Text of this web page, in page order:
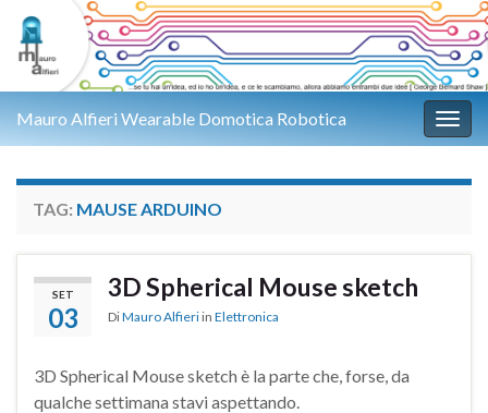
Mauro Alfieri Wearable Domotica Robotica
TAG: MAUSE ARDUINO
SET
03
3D Spherical Mouse sketch
DiMauro Alfieri in Elettronica
3D Spherical Mouse sketch è la parte che, forse, da
qualche settimana stavi aspettando.